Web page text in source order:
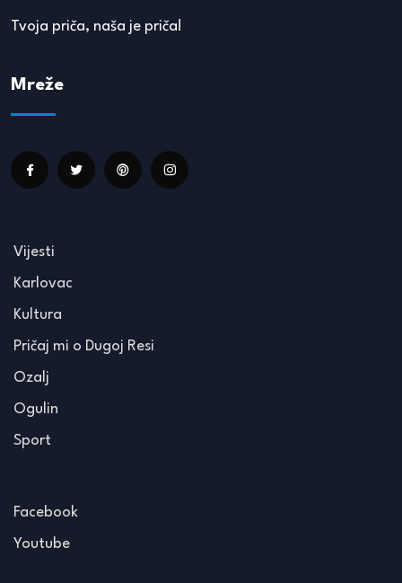
Tvoja priča, naša je priča!
Mreže
Vijesti
Karlovac
Kultura
Pričaj mi o Dugoj Resi
Ozalj
Ogulin
Sport
Facebook
Youtube